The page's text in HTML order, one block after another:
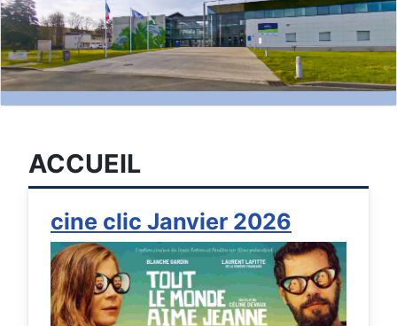
ACCUEIL
cine clic Janvier 2026